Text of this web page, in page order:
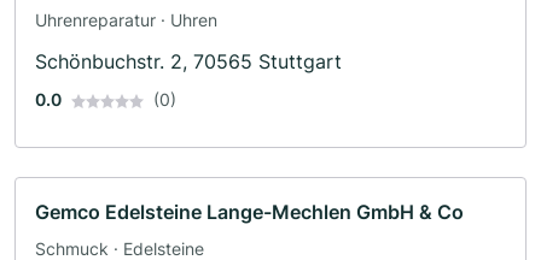
Uhrenreparatur · Uhren
Schönbuchstr. 2, 70565 Stuttgart
0.0 (0)
Gemco Edelsteine Lange-Mechlen GmbH & Co
Schmuck · Edelsteine